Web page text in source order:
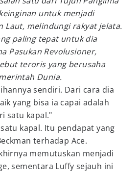
untuk menjadi
Laut, melindungi rakyat jelata.
paling tepat untuk dia
Pasukan Revolusioner,
teroris yang berusaha
Dunia.
sendiri. Dari cara dia
yang bisa ia capai adalah
satu kapal."
kapal. Itu pendapat yang
terhadap Ace.
memutuskan menjadi
sementara Luffy sejauh ini